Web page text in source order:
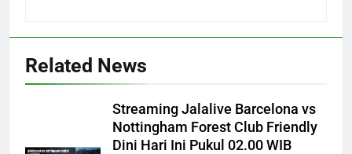
Related News
Streaming Jalalive Barcelona vs
Nottingham Forest Club Friendly
Dini Hari Ini Pukul 02.00 WIB